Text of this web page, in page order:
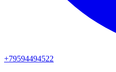
+79594494522